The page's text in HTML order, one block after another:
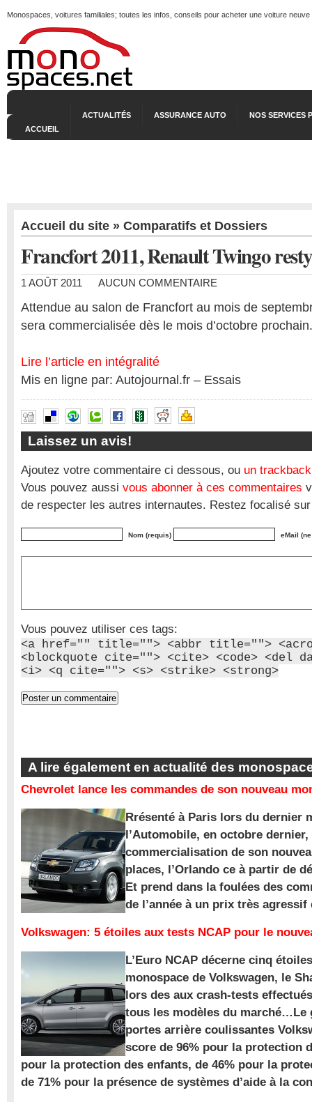
Monospaces, voitures familiales; toutes les infos, conseils pour acheter une voiture
ACCUEIL
ACTUALITÉS ASSURANCE AUTO NOS SERVICES
Accueil du site » Comparatifs et Dossiers
Francfort 2011, Renault Twingo
1 AOÛT 2011 AUCUN COMMENTAIRE
Attendue au salon de Francfort au mois de
sera commercialisée dès le mois d’octobre prochain.
Lire l’article en intégralité
Mis en ligne par: Autojournal.fr – Essais
Laissez un avis!
Ajoutez votre commentaire ci dessous, ou un trackback
Vous pouvez aussi vous abonner à ces commentaires
de respecter les autres internautes. Restez focalisé
Nom (requis) eMail
Vous pouvez utiliser ces tags:
<a href="" title=""> <abbr title="">
<blockquote cite=""> <cite> <code> <del
<i> <q cite=""> <s> <strike> <strong>
A lire également en actualité des
Chevrolet lance les commandes de son nouveau
Rrésenté à Paris lors du dernier
l’Automobile, en octobre
commercialisation de son
places, l’Orlando ce à partir de
Et prend dans la foulées des
de l’année à un prix très agressif
Volkswagen: 5 étoiles aux tests NCAP pour le
L’Euro NCAP décerne cinq
monospace de Volkswagen, le
lors des aux crash-tests
tous les modèles du marché…Le
portes arrière coulissantes
score de 96% pour la protection
pour la protection des enfants, de 46% pour la
de 71% pour la présence de systèmes d’aide à la